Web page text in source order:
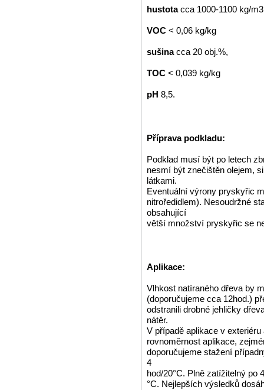
hustotacca 1000-1100 kg/
VOC < 0,06 kg/kg
sušinacca 20 obj.%,
TOC < 0,039 kg/kg
pH 8,5.
Příprava podkladu:
Podklad musí být po letech
nesmí být znečištěn olejem,
látkami.
Eventuální výrony pryskyřic
nitroředidlem). Nesoudržné
obsahující
větší množství pryskyřic se
Aplikace:
Vlhkost natíraného dřeva by
(doporučujeme cca 12hod.)
odstranili drobné jehličky
nátěr.
V případě aplikace v
rovnoměrnost aplikace,
doporučujeme stažení
4
hod/20°C. Plně zatížitelný po
°C. Nejlepších výsledků